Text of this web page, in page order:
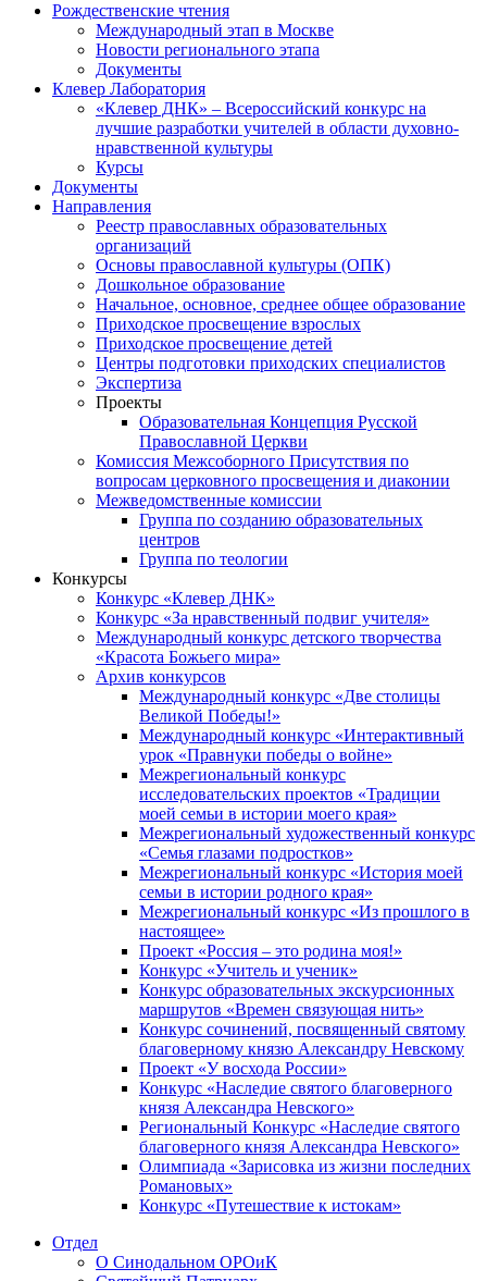
Рождественские чтения
Международный этап в Москве
Новости регионального этапа
Документы
Клевер Лаборатория
«Клевер ДНК» – Всероссийский конкурс на
лучшие разработки учителей в области духовно-
нравственной культуры
Курсы
Документы
Направления
Реестр православных образовательных
организаций
Основы православной культуры (ОПК)
Дошкольное образование
Начальное, основное, среднее общее образование
Приходское просвещение взрослых
Приходское просвещение детей
Центры подготовки приходских специалистов
Экспертиза
Проекты
Образовательная Концепция Русской
Православной Церкви
Комиссия Межсоборного Присутствия по
вопросам церковного просвещения и диаконии
Межведомственные комиссии
Группа по созданию образовательных
центров
Группа по теологии
Конкурсы
Конкурс «Клевер ДНК»
Конкурс «За нравственный подвиг учителя»
Международный конкурс детского творчества
«Красота Божьего мира»
Архив конкурсов
Международный конкурс «Две столицы
Великой Победы!»
Международный конкурс «Интерактивный
урок «Правнуки победы о войне»
Межрегиональный конкурс
исследовательских проектов «Традиции
моей семьи в истории моего края»
Межрегиональный художественный конкурс
«Семья глазами подростков»
Межрегиональный конкурс «История моей
семьи в истории родного края»
Межрегиональный конкурс «Из прошлого в
настоящее»
Проект «Россия – это родина моя!»
Конкурс «Учитель и ученик»
Конкурс образовательных экскурсионных
маршрутов «Времен связующая нить»
Конкурс сочинений, посвященный святому
благоверному князю Александру Невскому
Проект «У восхода России»
Конкурс «Наследие святого благоверного
князя Александра Невского»
Региональный Конкурс «Наследие святого
благоверного князя Александра Невского»
Олимпиада «Зарисовка из жизни последних
Романовых»
Конкурс «Путешествие к истокам»
Отдел
О Синодальном ОРОиК